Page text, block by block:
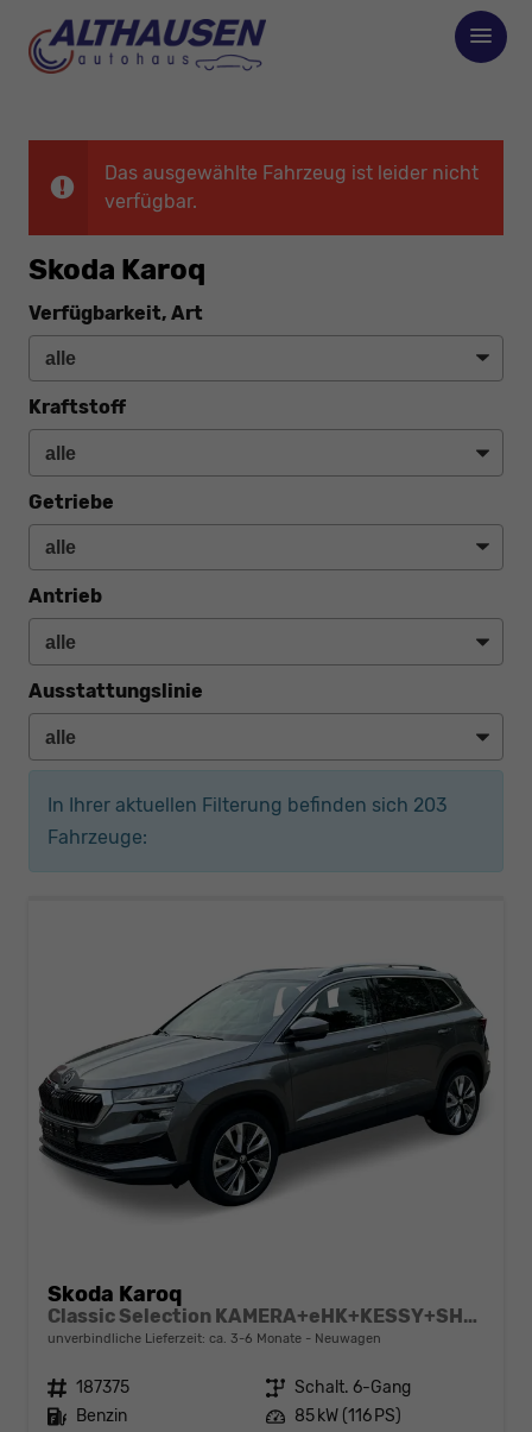
Das ausgewählte Fahrzeug ist leider nicht
verfügbar.
Skoda Karoq
Verfügbarkeit, Art
Kraftstoff
Getriebe
Antrieb
Ausstattungslinie
In Ihrer aktuellen Filterung befinden sich 203
Fahrzeuge:
Skoda Karoq
Classic Selection KAMERA+eHK+KESSY+SHZ+SMARTLINK+LED+16" ALU
unverbindliche Lieferzeit: ca. 3-6 Monate Neuwagen
Fahrzeugnr. 187375 Getriebe Schalt. 6-Gang
Kraftstoff Benzin Leistung 85 kW (116 PS)